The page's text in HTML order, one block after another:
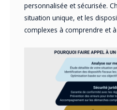
personnalisée et sécurisée.
situation unique, et les
complexes à comprendre et